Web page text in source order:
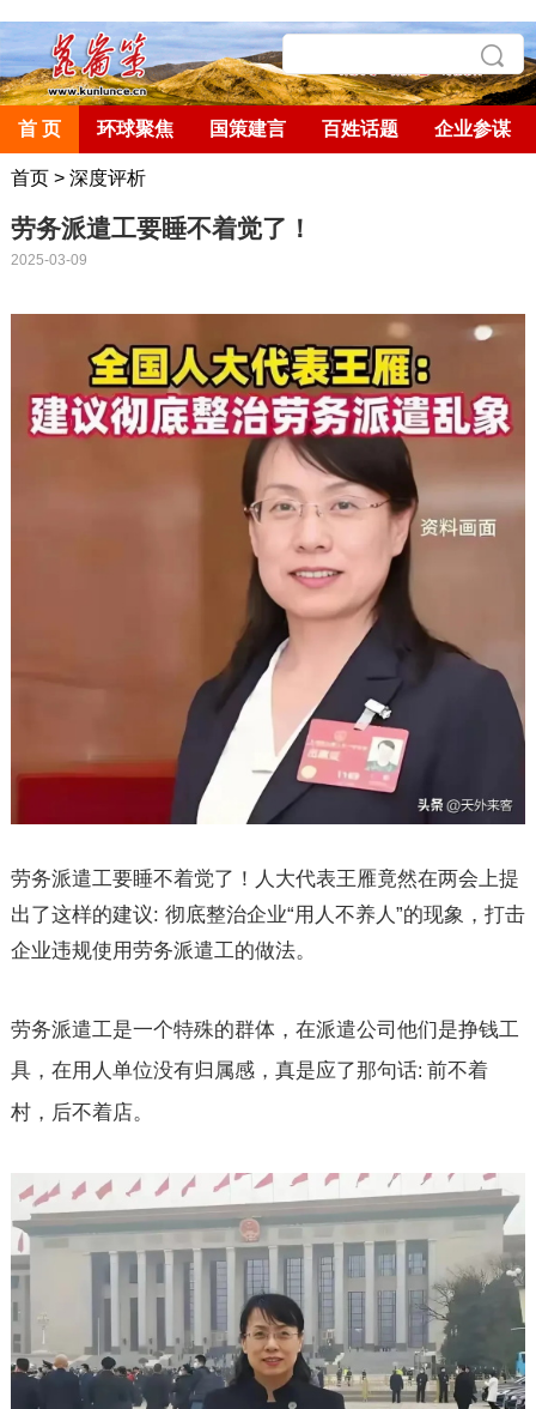
首 页 环球聚焦 国策建言 百姓话题 企业参谋
首页> 深度评析
劳务派遣工要睡不着觉了！
2025-03-09
劳务派遣工要睡不着觉了！人大代表王雁竟然在两会上提
出了这样的建议: 彻底整治企业“用人不养人”的现象，打击
企业违规使用劳务派遣工的做法。
劳务派遣工是一个特殊的群体，在派遣公司他们是挣钱工
具，在用人单位没有归属感，真是应了那句话: 前不着
村，后不着店。